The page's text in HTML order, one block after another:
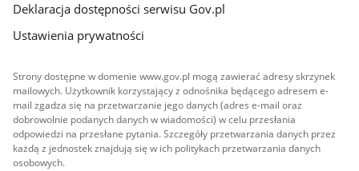
Deklaracja dostępności serwisu Gov.pl
Ustawienia prywatności
Strony dostępne w domenie www.gov.pl mogą zawierać adresy skrzynek
mailowych. Użytkownik korzystający z odnośnika będącego adresem e-
mail zgadza się na przetwarzanie jego danych (adres e-mail oraz
dobrowolnie podanych danych w wiadomości) w celu przesłania
odpowiedzi na przesłane pytania. Szczegóły przetwarzania danych przez
każdą z jednostek znajdują się w ich politykach przetwarzania danych
osobowych.